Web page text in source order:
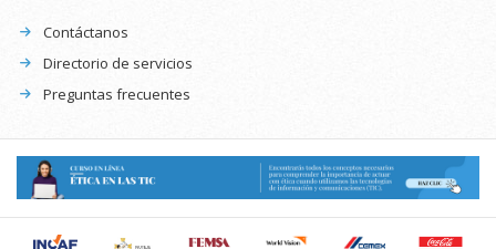
Contáctanos
Directorio de servicios
Preguntas frecuentes